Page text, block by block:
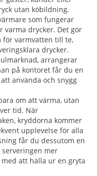
utan köbildning.
som fungerar
varma drycker. Det gör
för varmvatten till te,
drycker.
arrangerar
på kontoret får du en
använda och snygg
om att värma, utan
tid. När
kryddorna kommer
upplevelse för alla
får du dessutom en
mer
att hälla ur en gryta